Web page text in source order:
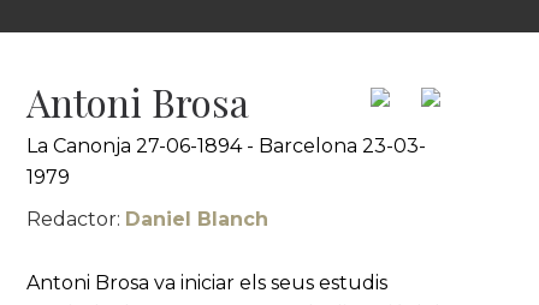
Antoni Brosa
La Canonja 27-06-1894 - Barcelona 23-03-
1979
Redactor: Daniel Blanch
Antoni Brosa va iniciar els seus estudis